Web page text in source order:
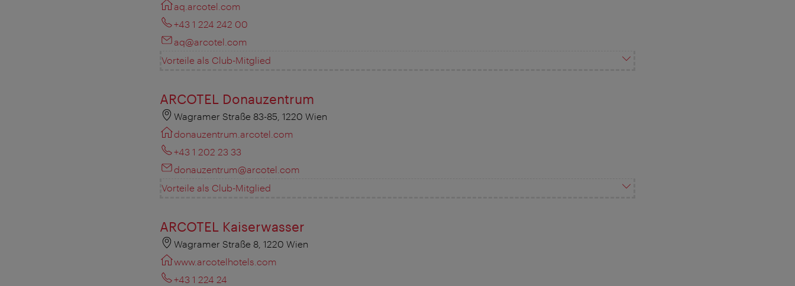
aq.arcotel.com
+43 1 224 242 00
aq@arcotel.com
Vorteile als Club-Mitglied
ARCOTEL Donauzentrum
Wagramer Straße 83-85, 1220 Wien
donauzentrum.arcotel.com
+43 1 202 23 33
donauzentrum@arcotel.com
Vorteile als Club-Mitglied
ARCOTEL Kaiserwasser
Wagramer Straße 8, 1220 Wien
www.arcotelhotels.com
+43 1 224 24